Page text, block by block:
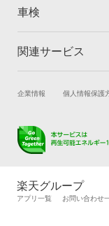
三潴郡
宮若市
柳川市
車検
トップ
車検の基礎知識
関連サービス
試乗・商談
キズ修理予約
メンテナンス管理
タイヤ交換サービス
自動車カタログ
企業情報 個人情報保護
楽天グループ
アプリ一覧 お問い合わせ